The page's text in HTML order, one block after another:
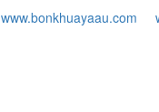
www.bonkhuayaau.com